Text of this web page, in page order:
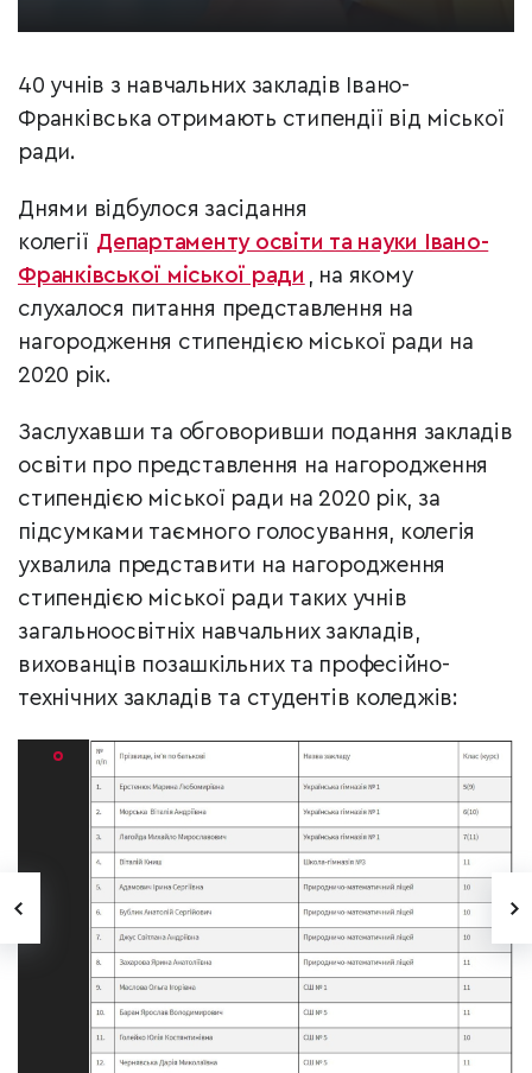
40 учнів з навчальних закладів Івано-
Франківська отримають стипендії від міської
ради.
Днями відбулося засідання
колегії Департаменту освіти та науки Івано-
Франківської міської ради , на якому
слухалося питання представлення на
нагородження стипендією міської ради на
2020 рік.
Заслухавши та обговоривши подання закладів
освіти про представлення на нагородження
стипендією міської ради на 2020 рік, за
підсумками таємного голосування, колегія
ухвалила представити на нагородження
стипендією міської ради таких учнів
загальноосвітніх навчальних закладів,
вихованців позашкільних та професійно-
технічних закладів та студентів коледжів: